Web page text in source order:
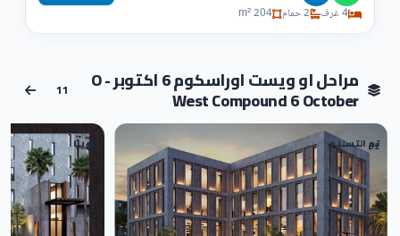
4 غرف 2 حمام 204 m²
مراحل او ويست اوراسكوم 6 اكتوبر - O
West Compound 6 October
11
تم التسليم
01 قريبًا02